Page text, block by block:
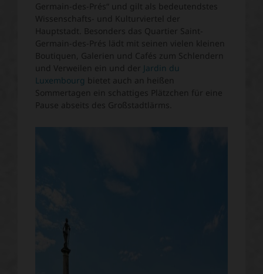
Germain-des-Prés“ und gilt als bedeutendstes
Wissenschafts- und Kulturviertel der
Hauptstadt. Besonders das Quartier Saint-
Germain-des-Prés lädt mit seinen vielen kleinen
Boutiquen, Galerien und Cafés zum Schlendern
und Verweilen ein und der Jardin du
Luxembourg bietet auch an heißen
Sommertagen ein schattiges Plätzchen für eine
Pause abseits des Großstadtlärms.